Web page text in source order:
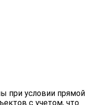
при условии прямой
с учетом, что